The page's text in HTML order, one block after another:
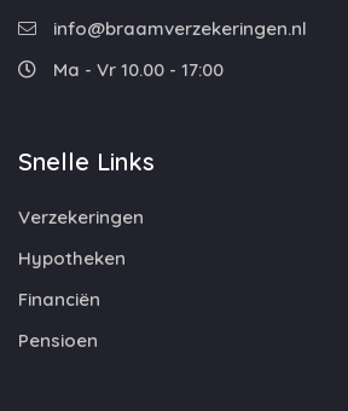
info@braamverzekeringen.nl
Ma - Vr 10.00 - 17:00
Snelle Links
Verzekeringen
Hypotheken
Financiën
Pensioen